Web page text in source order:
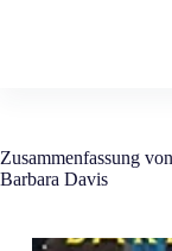
Zusammenfassung
Barbara Davis